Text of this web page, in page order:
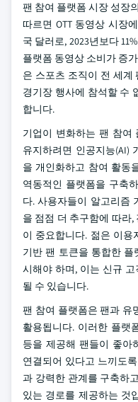
팬 참여 플랫폼 시장 성장
따르면 OTT 동영상 시장
국 달러로, 2023년보다
플랫폼 동영상 소비가 증
은 스포츠 조직이 전 세계
경기장 행사에 참석할 수
합니다.
기업이 변화하는 팬 참여
유지하려면 인공지능(AI)
을 개인화하고 참여 활동
역동적인 플랫폼을 구축
다. 사용자들이 알고리즘
을 점점 더 추구함에 따라
이 중요합니다. 젊은 이
기반 팬 토큰을 통합한
시해야 하며, 이는 신규
될 수 있습니다.
팬 참여 플랫폼은 팬과 유
활용됩니다. 이러한 플랫
등을 제공해 팬들이 좋아
연결되어 있다고 느끼도
과 강력한 관계를 구축하
있는 경로를 제공하는 것